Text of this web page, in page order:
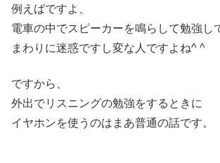
例えばですよ、
電車の中でスピーカーを鳴らして勉強し
まわりに迷惑ですし変な人ですよね^ ^
ですから、
外出でリスニングの勉強をするときに
イヤホンを使うのはまあ普通の話です。